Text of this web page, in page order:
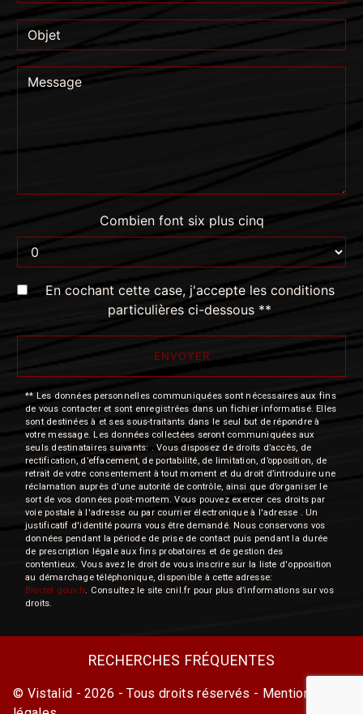
Combien font six plus cinq
En cochant cette case, j'accepte les conditions
particulières ci-dessous **
ENVOYER
** Les données personnelles communiquées sont nécessaires aux fins
de vous contacter et sont enregistrées dans un fichier informatisé. Elles
sont destinées à et ses sous-traitants dans le seul but de répondre à
votre message. Les données collectées seront communiquées aux
seuls destinataires suivants: . Vous disposez de droits d’accès, de
rectification, d’effacement, de portabilité, de limitation, d’opposition, de
retrait de votre consentement à tout moment et du droit d’introduire une
réclamation auprès d’une autorité de contrôle, ainsi que d’organiser le
sort de vos données post-mortem. Vous pouvez exercer ces droits par
voie postale à l'adresse ou par courrier électronique à l'adresse . Un
justificatif d'identité pourra vous être demandé. Nous conservons vos
données pendant la période de prise de contact puis pendant la durée
de prescription légale aux fins probatoires et de gestion des
contentieux. Vous avez le droit de vous inscrire sur la liste d'opposition
au démarchage téléphonique, disponible à cette adresse:
Bloctel.gouv.fr. Consultez le site cnil.fr pour plus d’informations sur vos
droits.
RECHERCHES FRÉQUENTES
© Vistalid - 2026 - Tous droits réservés - Mentions